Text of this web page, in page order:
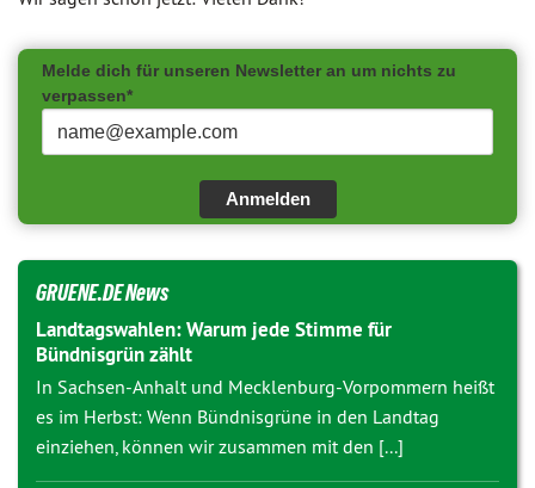
Melde dich für unseren Newsletter an um nichts zu
verpassen*
Anmelden
GRUENE.DE News
Landtagswahlen: Warum jede Stimme für
Bündnisgrün zählt
In Sachsen-Anhalt und Mecklenburg-Vorpommern heißt
es im Herbst: Wenn Bündnisgrüne in den Landtag
einziehen, können wir zusammen mit den [...]